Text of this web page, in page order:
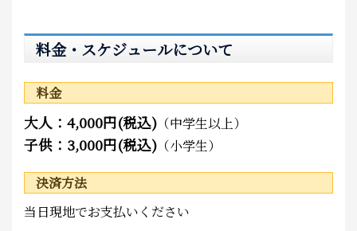
料金・スケジュールについて
料金
大人：4,000円(税込) （中学生以上）
子供：3,000円(税込) （小学生）
決済方法
当日現地でお支払いください